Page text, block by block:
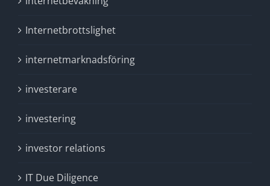
Internetbrottslighet
internetmarknadsföring
investerare
investering
investor relations
IT Due Diligence